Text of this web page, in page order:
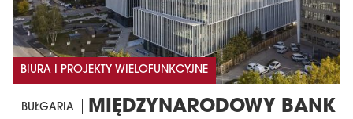
BIURA I PROJEKTY WIELOFUNKCYJNE
BUŁGARIA
MIĘDZYNARODOWY BANK